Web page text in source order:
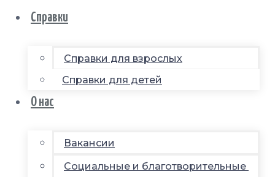
Справки
Справки для взрослых
Справки для детей
О нас
Вакансии
Социальные и благотворительные